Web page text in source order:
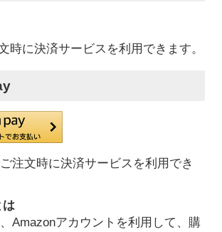
時に決済サービスを利用できます。
注文時に決済サービスを利用でき
Amazonアカウントを利用して、購